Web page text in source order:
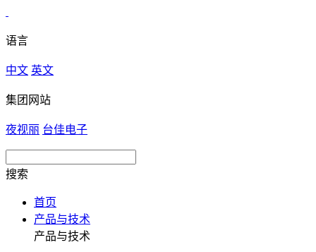
语言
中文 英文
集团网站
夜视丽 台佳电子
搜索
首页
产品与技术
产品与技术